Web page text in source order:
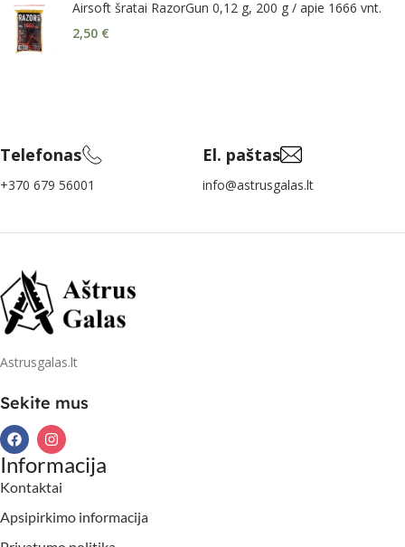
Airsoft šratai RazorGun 0,12 g, 200 g / apie 1666 vnt.
2,50 €
Telefonas
+370 679 56001
El. paštas
info@astrusgalas.lt
Astrusgalas.lt
Sekite mus
Informacija
Kontaktai
Apsipirkimo informacija